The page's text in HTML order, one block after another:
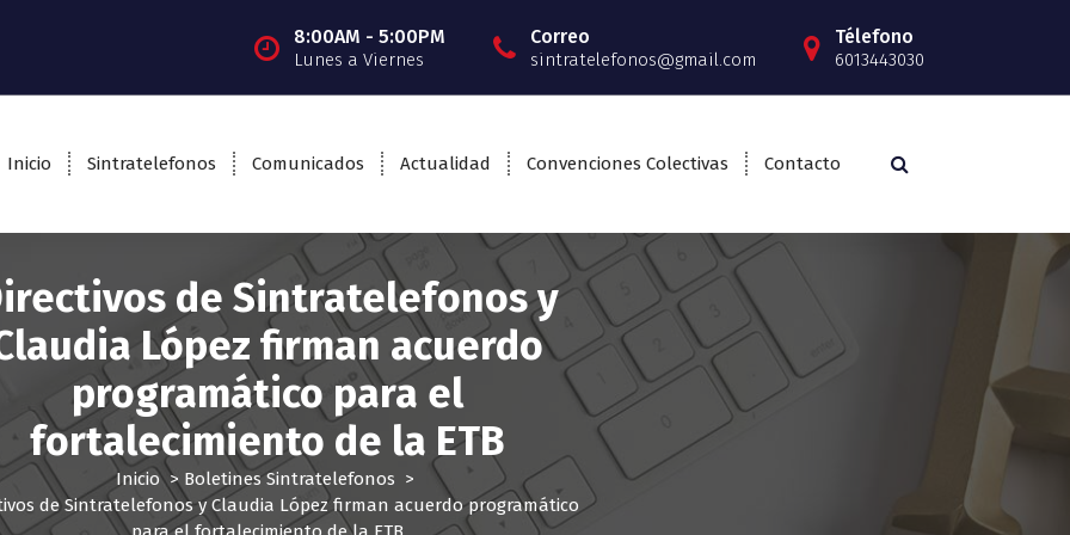
8:00AM - 5:00PM
Lunes a Viernes
Correo
sintratelefonos@gmail.com
Télefono
6013443030
Inicio Sintratelefonos Comunicados Actualidad Convenciones Colectivas Contacto
de Sintratelefonos y
López firman acuerdo
programático para el
fortalecimiento de la ETB
Inicio> Boletines Sintratelefonos >
de Sintratelefonos y Claudia López firman acuerdo programático